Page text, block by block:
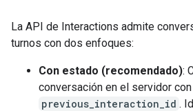
La API de Interactions admite
turnos con dos enfoques:
Con estado (recomendado):
conversación en el servidor con
previous_interaction_id .